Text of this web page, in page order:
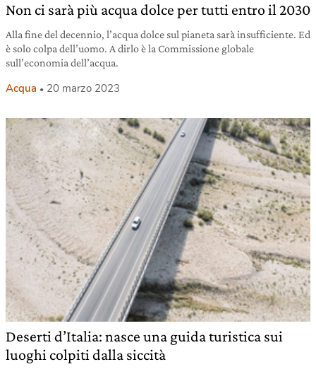
Non ci sarà più acqua dolce per tutti entro il 2030
Alla fine del decennio, l’acqua dolce sul pianeta sarà insufficiente. Ed
è solo colpa dell’uomo. A dirlo è la Commissione globale
sull’economia dell’acqua.
Acqua 20 marzo 2023
Deserti d’Italia: nasce una guida turistica sui
luoghi colpiti dalla siccità